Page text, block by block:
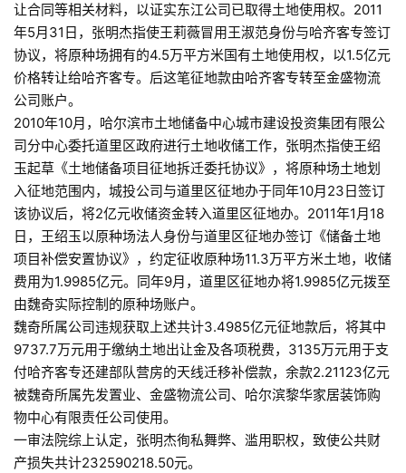
让合同等相关材料，以证实东江公司已取得土地使用权。2011
年5月31日，张明杰指使王莉薇冒用王淑范身份与哈齐客专签订
协议，将原种场拥有的4.5万平方米国有土地使用权，以1.5亿元
价格转让给哈齐客专。后这笔征地款由哈齐客专转至金盛物流
公司账户。
2010年10月，哈尔滨市土地储备中心城市建设投资集团有限公
司分中心委托道里区政府进行土地收储工作，张明杰指使王绍
玉起草《土地储备项目征地拆迁委托协议》，将原种场土地划
入征地范围内，城投公司与道里区征地办于同年10月23日签订
该协议后，将2亿元收储资金转入道里区征地办。2011年1月18
日，王绍玉以原种场法人身份与道里区征地办签订《储备土地
项目补偿安置协议》，约定征收原种场11.3万平方米土地，收储
费用为1.9985亿元。同年9月，道里区征地办将1.9985亿元拨至
由魏奇实际控制的原种场账户。
魏奇所属公司违规获取上述共计3.4985亿元征地款后，将其中
9737.7万元用于缴纳土地出让金及各项税费，3135万元用于支
付哈齐客专还建部队营房的天线迁移补偿款，余款2.21123亿元
被魏奇所属先发置业、金盛物流公司、哈尔滨黎华家居装饰购
物中心有限责任公司使用。
一审法院综上认定，张明杰徇私舞弊、滥用职权，致使公共财
产损失共计232590218.50元。